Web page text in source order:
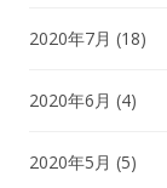
2020年7月 (18)
2020年6月 (4)
2020年5月 (5)